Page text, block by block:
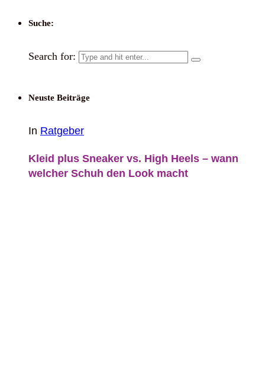
Suche:
Search for:
Neuste Beiträge
In Ratgeber
Kleid plus Sneaker vs. High Heels – wann
welcher Schuh den Look macht